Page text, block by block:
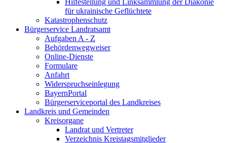
Hilfestellung und Linksammlung der Diakonie
für ukrainische Geflüchtete
Katastrophenschutz
Bürgerservice Landratsamt
Aufgaben A - Z
Behördenwegweiser
Online-Dienste
Formulare
Anfahrt
Widerspruchseinlegung
BayernPortal
Bürgerserviceportal des Landkreises
Landkreis und Gemeinden
Kreisorgane
Landrat und Vertreter
Verzeichnis Kreistagsmitglieder